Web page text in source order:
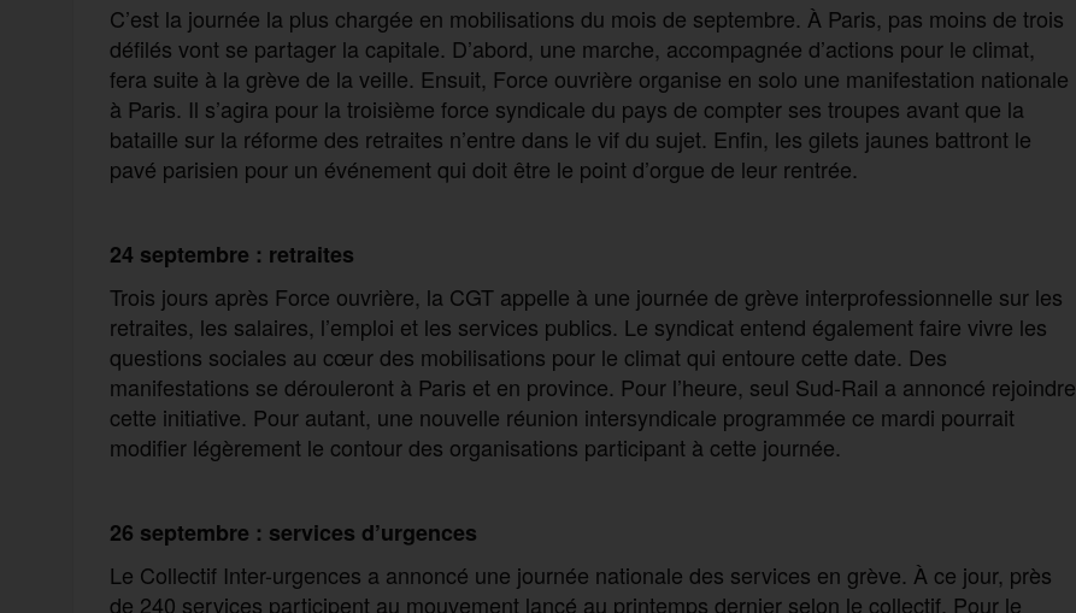
C’est la journée la plus chargée en mobilisations du mois de septembre. À Paris, pas moins de trois
défilés vont se partager la capitale. D’abord, une marche, accompagnée d’actions pour le climat,
fera suite à la grève de la veille. Ensuit, Force ouvrière organise en solo une manifestation nationale
à Paris. Il s’agira pour la troisième force syndicale du pays de compter ses troupes avant que la
bataille sur la réforme des retraites n’entre dans le vif du sujet. Enfin, les gilets jaunes battront le
pavé parisien pour un événement qui doit être le point d’orgue de leur rentrée.
24 septembre : retraites
Trois jours après Force ouvrière, la CGT appelle à une journée de grève interprofessionnelle sur les
retraites, les salaires, l’emploi et les services publics. Le syndicat entend également faire vivre les
questions sociales au cœur des mobilisations pour le climat qui entoure cette date. Des
manifestations se dérouleront à Paris et en province. Pour l’heure, seul Sud-Rail a annoncé rejoindre
cette initiative. Pour autant, une nouvelle réunion intersyndicale programmée ce mardi pourrait
modifier légèrement le contour des organisations participant à cette journée.
26 septembre : services d’urgences
Le Collectif Inter-urgences a annoncé une journée nationale des services en grève. À ce jour, près
de 240 services participent au mouvement lancé au printemps dernier selon le collectif. Pour le